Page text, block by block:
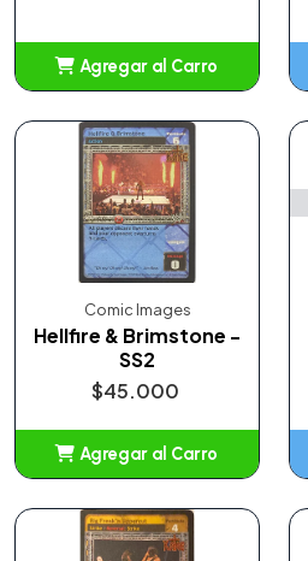
Agregar al Carro
Comic Images
Hellfire & Brimstone -
SS2
$45.000
Agregar al Carro